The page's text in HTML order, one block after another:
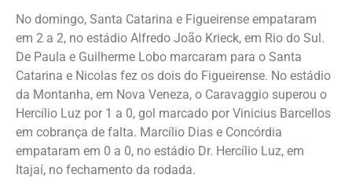
No domingo, Santa Catarina e Figueirense empataram
em 2 a 2, no estádio Alfredo João Krieck, em Rio do Sul.
De Paula e Guilherme Lobo marcaram para o Santa
Catarina e Nicolas fez os dois do Figueirense. No estádio
da Montanha, em Nova Veneza, o Caravaggio superou o
Hercílio Luz por 1 a 0, gol marcado por Vinicius Barcellos
em cobrança de falta. Marcílio Dias e Concórdia
empataram em 0 a 0, no estádio Dr. Hercílio Luz, em
Itajaí, no fechamento da rodada.